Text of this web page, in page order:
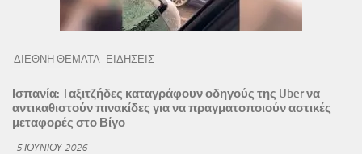
ΔΙΕΘΝΗ ΘΕΜΑΤΑ ΕΙΔΗΣΕΙΣ
Ισπανία: Tαξιτζήδες καταγράφουν οδηγούς της Uber να
αντικαθιστούν πινακίδες για να πραγματοποιούν αστικές
μεταφορές στο Βίγο
5 ΙΟΥΝΊΟΥ 2026